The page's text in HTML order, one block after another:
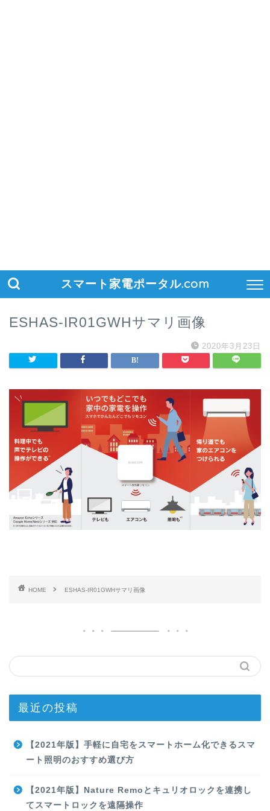
スマート家電ポータル.com
ESHAS-IR01GWHサマリ画像
2020年3月23日
HOME ESHAS-IR01GWHサマリ画像
最近の投稿
【2021年版】手軽に自宅をスマートホーム化できるスマ
ート照明のおすすめ選び方
【2021年版】Nature Remoとキュリオロックを連携し
てスマートロックを遠隔操作